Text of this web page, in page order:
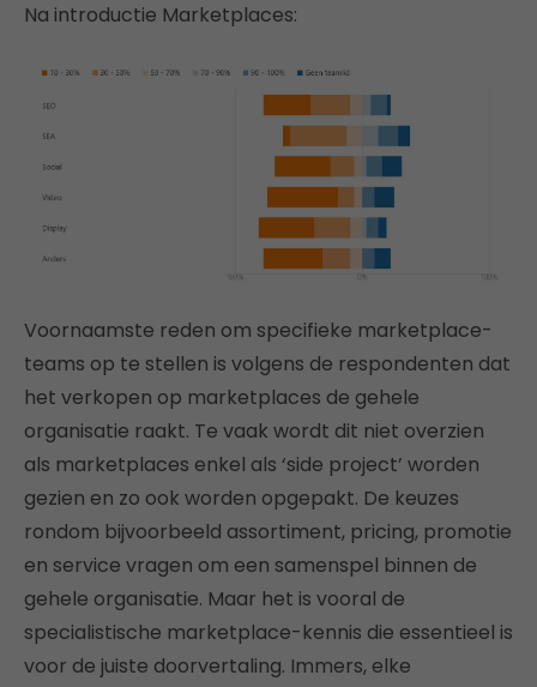
Na introductie Marketplaces:
Voornaamste reden om specifieke marketplace-
teams op te stellen is volgens de respondenten dat
het verkopen op marketplaces de gehele
organisatie raakt. Te vaak wordt dit niet overzien
als marketplaces enkel als ‘side project’ worden
gezien en zo ook worden opgepakt. De keuzes
rondom bijvoorbeeld assortiment, pricing, promotie
en service vragen om een samenspel binnen de
gehele organisatie. Maar het is vooral de
specialistische marketplace-kennis die essentieel is
voor de juiste doorvertaling. Immers, elke